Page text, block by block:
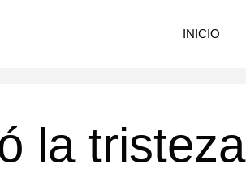
INICIO
la tristeza